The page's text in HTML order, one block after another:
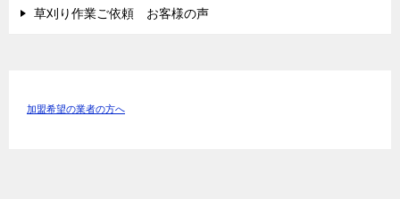
草刈り作業ご依頼 お客様の声
加盟希望の業者の方へ